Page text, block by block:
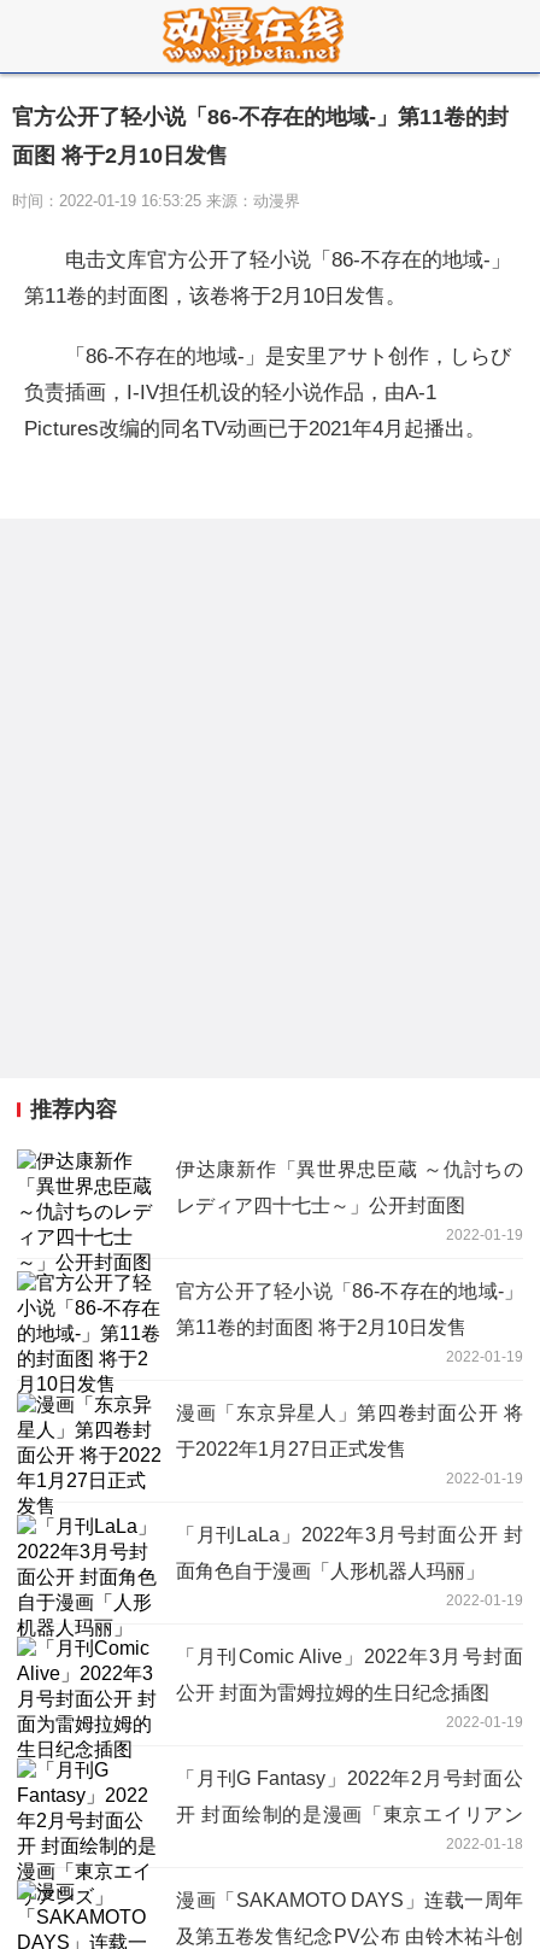
官方公开了轻小说「86-不存在的地域-」第11卷的封
面图 将于2月10日发售
时间：2022-01-19 16:53:25 来源：动漫界
电击文库官方公开了轻小说「86-不存在的地域-」
第11卷的封面图，该卷将于2月10日发售。
「86-不存在的地域-」是安里アサト创作，しらび
负责插画，I-IV担任机设的轻小说作品，由A-1
Pictures改编的同名TV动画已于2021年4月起播出。
推荐内容
伊达康新作「異世界忠臣蔵 ～仇討ちの
レディア四十七士～」公开封面图
2022-01-19
官方公开了轻小说「86-不存在的地域-」
第11卷的封面图 将于2月10日发售
2022-01-19
漫画「东京异星人」第四卷封面公开 将
于2022年1月27日正式发售
2022-01-19
「月刊LaLa」2022年3月号封面公开 封
面角色自于漫画「人形机器人玛丽」
2022-01-19
「月刊Comic Alive」2022年3月号封面
公开 封面为雷姆拉姆的生日纪念插图
2022-01-19
「月刊G Fantasy」2022年2月号封面公
开 封面绘制的是漫画「東京エイリアン
2022-01-18
漫画「SAKAMOTO DAYS」连载一周年
及第五卷发售纪念PV公布 由铃木祐斗创